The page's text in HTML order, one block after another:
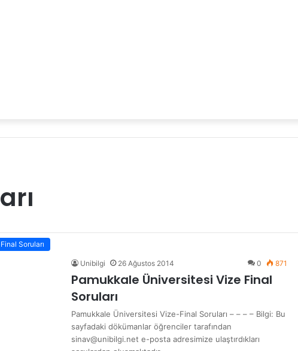
Soruları
Unibilgi 26 Ağustos 2014 0 871
Pamukkale Üniversitesi Vize Final
Soruları
Pamukkale Üniversitesi Vize-Final Soruları – – – – Bilgi: Bu
sayfadaki dökümanlar öğrenciler tarafından
sinav@unibilgi.net e-posta adresimize ulaştırdıkları